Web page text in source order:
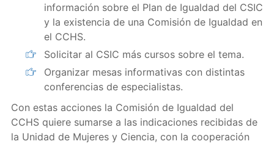
información sobre el Plan de Igualdad del CSIC
y la existencia de una Comisión de Igualdad en
el CCHS.
Solicitar al CSIC más cursos sobre el tema.
Organizar mesas informativas con distintas
conferencias de especialistas.
Con estas acciones la Comisión de Igualdad del
CCHS quiere sumarse a las indicaciones recibidas de
la Unidad de Mujeres y Ciencia, con la cooperación